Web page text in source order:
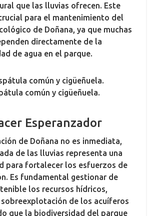
que las lluvias ofrecen. Este
para el mantenimiento del
de Doñana, ya que muchas
directamente de la
de agua en el parque.
común y cigüeñuela.
Esperanzador
de Doñana no es inmediata,
de las lluvias representa una
para fortalecer los esfuerzos de
Es fundamental gestionar de
los recursos hídricos,
de los acuíferos
que la biodiversidad del parque